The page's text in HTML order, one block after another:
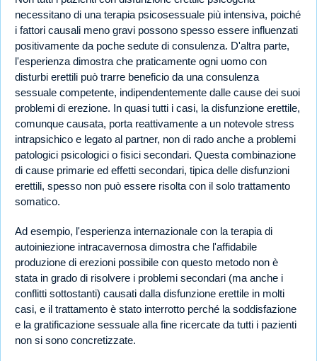
necessitano di una terapia psicosessuale più intensiva, poiché
i fattori causali meno gravi possono spesso essere influenzati
positivamente da poche sedute di consulenza. D'altra parte,
l'esperienza dimostra che praticamente ogni uomo con
disturbi erettili può trarre beneficio da una consulenza
sessuale competente, indipendentemente dalle cause dei suoi
problemi di erezione. In quasi tutti i casi, la disfunzione erettile,
comunque causata, porta reattivamente a un notevole stress
intrapsichico e legato al partner, non di rado anche a problemi
patologici psicologici o fisici secondari. Questa combinazione
di cause primarie ed effetti secondari, tipica delle disfunzioni
erettili, spesso non può essere risolta con il solo trattamento
somatico.
Ad esempio, l'esperienza internazionale con la terapia di
autoiniezione intracavernosa dimostra che l'affidabile
produzione di erezioni possibile con questo metodo non è
stata in grado di risolvere i problemi secondari (ma anche i
conflitti sottostanti) causati dalla disfunzione erettile in molti
casi, e il trattamento è stato interrotto perché la soddisfazione
e la gratificazione sessuale alla fine ricercate da tutti i pazienti
non si sono concretizzate.